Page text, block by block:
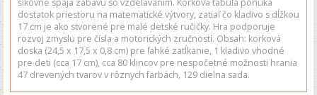
dostatok priestoru na matematické výtvory, zatiaľ čo kladivo s dĺžkou
17 cm je ako stvorené pre malé detské ručičky. Hra podporuje
rozvoj zmyslu pre čísla a motorických zručností. Obsah: korková
doska (24,5 x 17,5 x 0,8 cm) pre ľahké zatĺkanie, 1 kladivo vhodné
pre deti (cca 17 cm), cca 80 klincov pre nespočetné možnosti hrania
47 drevených tvarov v rôznych farbách, 129 dielna sada.